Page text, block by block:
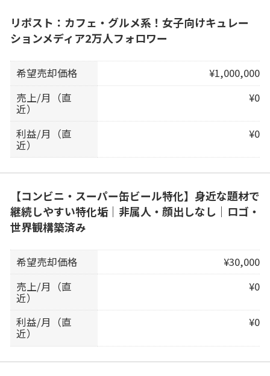
リポスト：カフェ・グルメ系！女子向けキュレー
ションメディア2万人フォロワー
希望売却価格
¥1,000,000
売上/月（直
近）
¥0
利益/月（直
近）
¥0
【コンビニ・スーパー缶ビール特化】身近な題材で
継続しやすい特化垢｜非属人・顔出しなし｜ロゴ・
世界観構築済み
希望売却価格
¥30,000
売上/月（直
近）
¥0
利益/月（直
近）
¥0